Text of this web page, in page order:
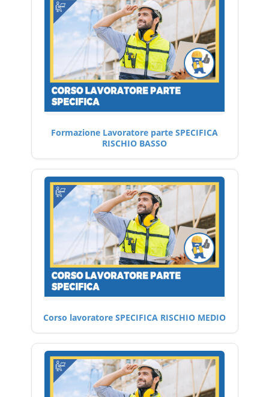
Formazione Lavoratore parte SPECIFICA
RISCHIO BASSO
Corso lavoratore SPECIFICA RISCHIO MEDIO